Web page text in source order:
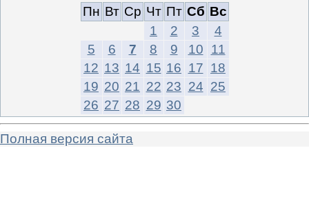
Пн Вт Ср Чт Пт Сб Вс
1
2 3
4
5
6 7 8 9 10
11
12 13 14 15 16 17 18
19 20 21 22 23 24 25
26 27 28 29 30
Полная версия сайта